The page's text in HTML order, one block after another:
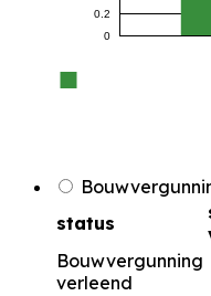
0
0.2
status
Bouwvergunning
verleend